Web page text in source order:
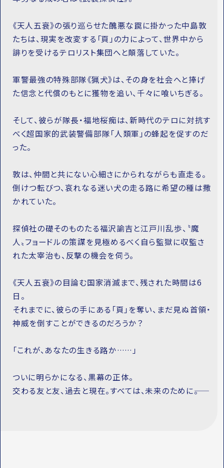
《天人五衰》の張り巡らせた醜悪な罠に掛かった中島敦
たちは、現実を改変する「頁」の力によって、世界中から
誹りを受けるテロリスト集団へと顛落していた。
軍警最強の特殊部隊《猟犬》は、その身を社会へと捧げ
た信念と代償のもとに獲物を追い、千々に喰いちぎる。
そして、彼らが隊長・福地桜痴は、新時代のテロに対抗す
べく超国家的武装警備部隊「人類軍」の蜂起を促すのだ
った。
敦は、仲間と共にない心細さにかられながらも直走る。
倒けつ転びつ、哀れなる迷い犬の走る路に希望の種は撒
かれていた。
探偵社の礎そのものたる福沢諭吉と江戸川乱歩、〝魔
人〟フョードルの策謀を見極めるべく自ら監獄に収監さ
れた太宰治も、反撃の機会を伺う。
《天人五衰》の目論む国家消滅まで、残された時間は6
日。
それまでに、彼らの手にある「頁」を奪い、まだ見ぬ首領・
神威を倒すことができるのだろうか？
「これが、あなたの生きる路か……」
ついに明らかになる、黒幕の正体。
交わる友と友、過去と現在。すべては、未来のために――。